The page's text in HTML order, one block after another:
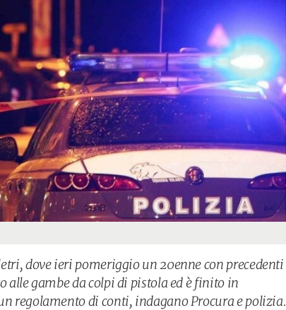
dove ieri pomeriggio un 20enne con precedenti
alle gambe da colpi di pistola ed è finito in
regolamento di conti, indagano Procura e polizia.